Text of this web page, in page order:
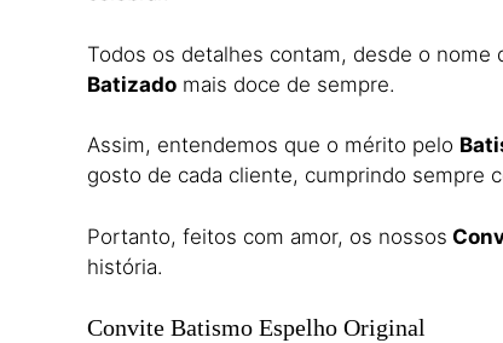
Todos os detalhes contam, desde o nome
Batizado mais doce de sempre.
Assim, entendemos que o mérito pelo
gosto de cada cliente, cumprindo sempre
Portanto, feitos com amor, os nossos
história.
Convite Batismo Espelho Original